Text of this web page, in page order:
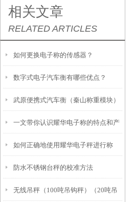
相关文章
RELATED ARTICLES
如何更换电子称的传感器？
数字式电子汽车衡有哪些优点？
武原便携式汽车衡（秦山称重模块）
元通地磅维修
一文带你认识耀华电子称的特点和产
品参数
如何正确地使用耀华电子秤进行称
重？
防水不锈钢台秤的校准方法
无线吊秤（100吨吊钩秤）（20吨吊